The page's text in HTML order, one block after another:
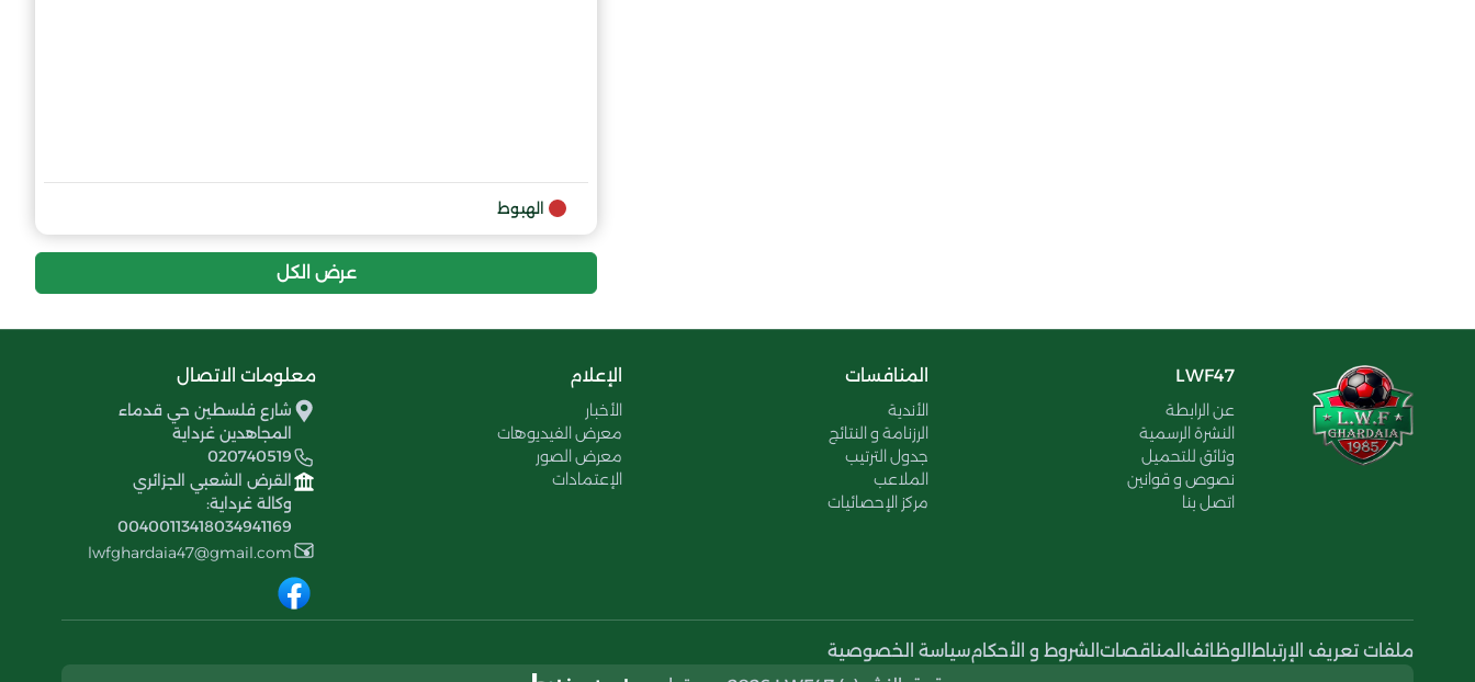
الهبوط
عرض الكل
LWF47
عن الرابطة
النشرة الرسمية
وثائق للتحميل
نصوص و قوانين
اتصل بنا
المنافسات
الأندية
الرزنامة و النتائج
جدول الترتيب
الملاعب
مركز الإحصائيات
الإعلام
الأخبار
معرض الفيديوهات
معرض الصور
الإعتمادات
معلومات الاتصال
شارع فلسطين حي قدماء
المجاهدين غرداية
020740519
القرض الشعبي الجزائري
وكالة غرداية:
00400113418034941169
lwfghardaia47@gmail.com
ملفات تعريف الإرتباط الوظائف المناقصات الشروط و الأحكامسياسة الخصوصية